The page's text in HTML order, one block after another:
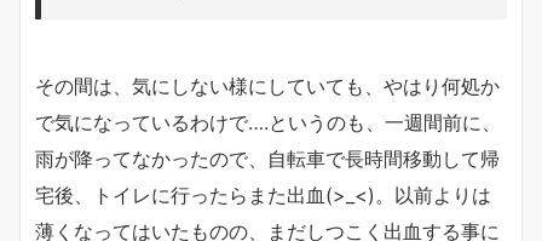
その間は、気にしない様にしていても、やはり何処か
で気になっているわけで….というのも、一週間前に、
雨が降ってなかったので、自転車で長時間移動して帰
宅後、トイレに行ったらまた出血(>_<)。以前よりは
薄くなってはいたものの、まだしつこく出血する事に